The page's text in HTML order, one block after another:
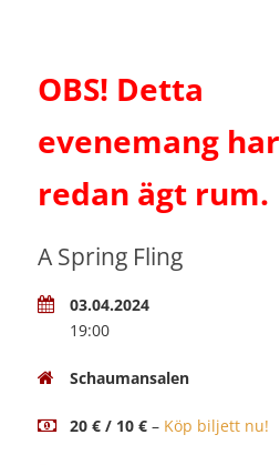
OBS! Detta
evenemang har
redan ägt rum.
A Spring Fling
03.04.2024
19:00
Schaumansalen
20 € / 10 € – Köp biljett nu!